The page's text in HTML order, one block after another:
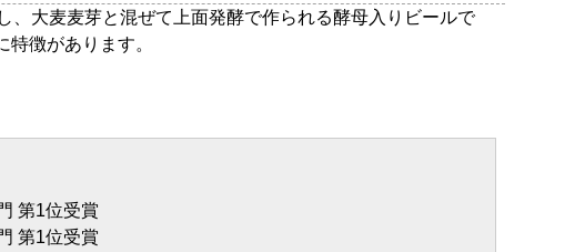
、大麦麦芽と混ぜて上面発酵で作られる酵母入りビールで
徴があります。
第1位受賞
第1位受賞